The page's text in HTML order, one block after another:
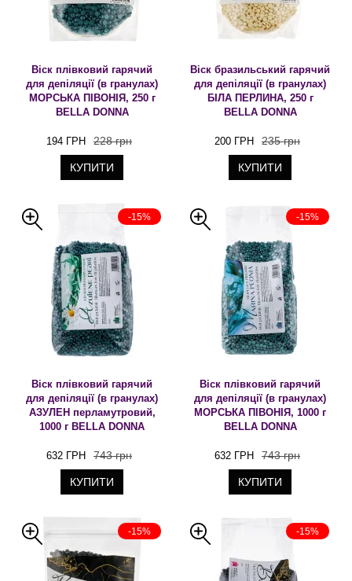
Віск плівковий гарячий
для депіляції (в гранулах)
МОРСЬКА ПІВОНІЯ, 250 г
BELLA DONNA
194 ГРН 228 грн
КУПИТИ
Віск бразильський гарячий
для депіляції (в гранулах)
БІЛА ПЕРЛИНА, 250 г
BELLA DONNA
200 ГРН 235 грн
КУПИТИ
-15%
Віск плівковий гарячий
для депіляції (в гранулах)
АЗУЛЕН перламутровий,
1000 г BELLA DONNA
632 ГРН 743 грн
КУПИТИ
-15%
Віск плівковий гарячий
для депіляції (в гранулах)
МОРСЬКА ПІВОНІЯ, 1000 г
BELLA DONNA
632 ГРН 743 грн
КУПИТИ
-15% -15%